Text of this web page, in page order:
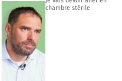
chambre stérile